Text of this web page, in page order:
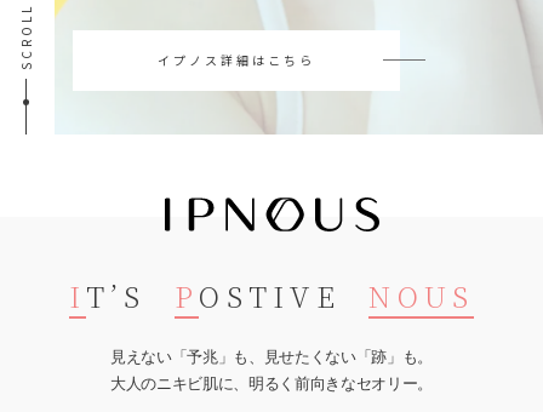
SCROLL イプノス詳細はこちら
I T’S P OSTIVE NOUS
見えない「予兆」も、見せたくない「跡」も。
大人のニキビ肌に、明るく前向きなセオリー。